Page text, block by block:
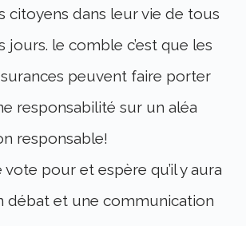
citoyens dans leur vie de tous
jours. le comble c’est que les
peuvent faire porter
responsabilité sur un aléa
responsable!
vote pour et espère qu’il y aura
débat et une communication